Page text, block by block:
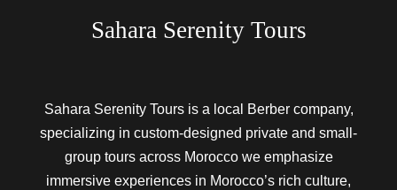
Sahara Serenity Tours
Sahara Serenity Tours is a local Berber company,
specializing in custom-designed private and small-
group tours across Morocco we emphasize
immersive experiences in Morocco’s rich culture,